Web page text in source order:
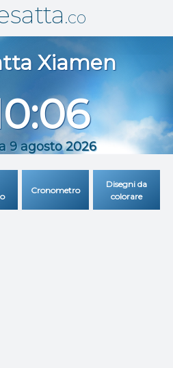
.co
Xiamen
9 agosto 2026
Cronometro
Disegni da
colorare